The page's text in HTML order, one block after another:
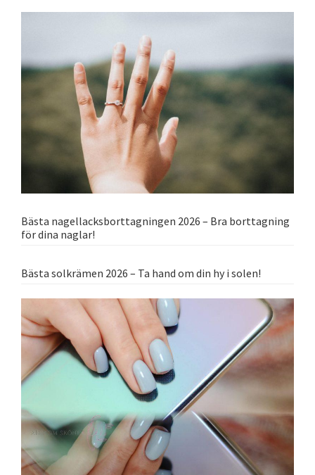
Bästa nagellacksborttagningen 2026 – Bra borttagning
för dina naglar!
Bästa solkrämen 2026 – Ta hand om din hy i solen!